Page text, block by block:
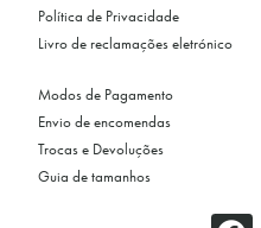
Política de Privacidade
Livro de reclamações eletrónico
Modos de Pagamento
Envio de encomendas
Trocas e Devoluções
Guia de tamanhos